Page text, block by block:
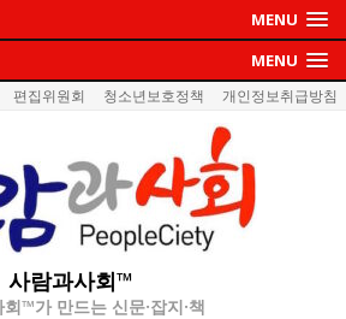
MENU
MENU
편집위원회 청소년보호정책 개인정보취급방침
사람과사회™
™가 만드는 신문·잡지·책